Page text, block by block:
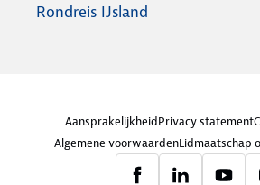
Rondreis IJsland
AansprakelijkheidPrivacy statement
Algemene voorwaardenLidmaatschap